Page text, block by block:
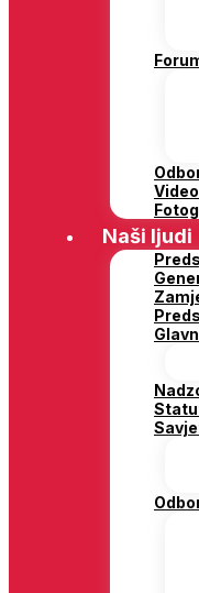
Video
Naši ljudi